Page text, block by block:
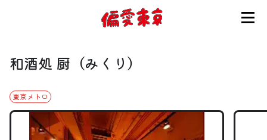
使い方
ログイン
和酒処 厨（みくり）
東京メトロ